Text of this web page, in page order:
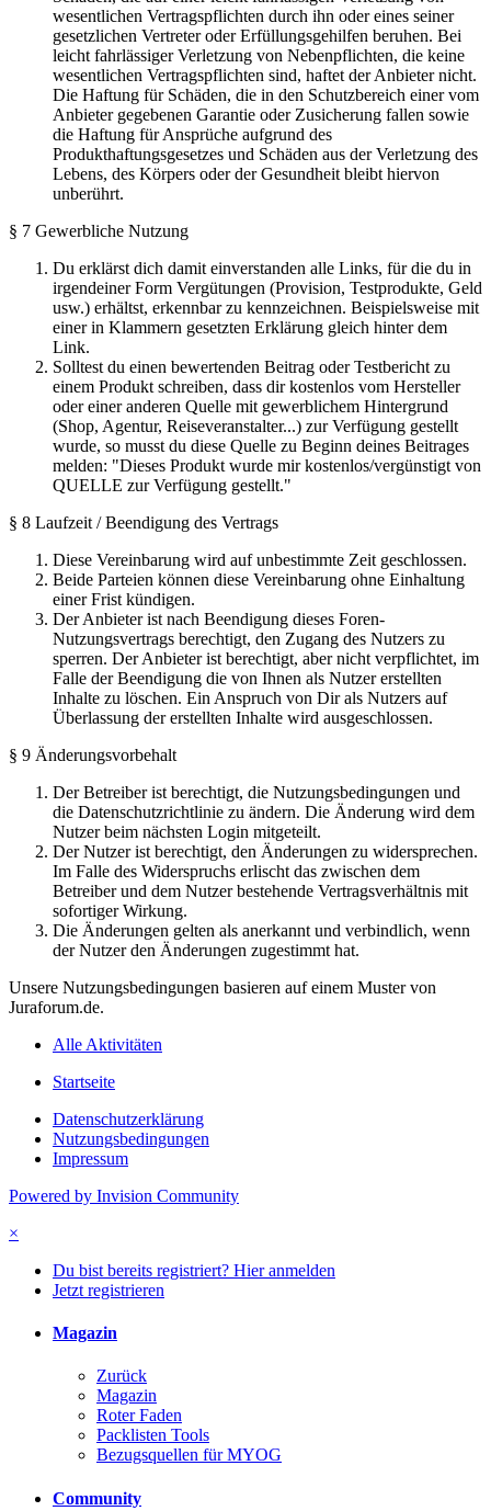
wesentlichen Vertragspflichten durch ihn oder eines seiner
gesetzlichen Vertreter oder Erfüllungsgehilfen beruhen. Bei
leicht fahrlässiger Verletzung von Nebenpflichten, die keine
wesentlichen Vertragspflichten sind, haftet der Anbieter nicht.
Die Haftung für Schäden, die in den Schutzbereich einer vom
Anbieter gegebenen Garantie oder Zusicherung fallen sowie
die Haftung für Ansprüche aufgrund des
Produkthaftungsgesetzes und Schäden aus der Verletzung des
Lebens, des Körpers oder der Gesundheit bleibt hiervon
unberührt.
§ 7 Gewerbliche Nutzung
Du erklärst dich damit einverstanden alle Links, für die du in
irgendeiner Form Vergütungen (Provision, Testprodukte, Geld
usw.) erhältst, erkennbar zu kennzeichnen. Beispielsweise mit
einer in Klammern gesetzten Erklärung gleich hinter dem
Link.
Solltest du einen bewertenden Beitrag oder Testbericht zu
einem Produkt schreiben, dass dir kostenlos vom Hersteller
oder einer anderen Quelle mit gewerblichem Hintergrund
(Shop, Agentur, Reiseveranstalter...) zur Verfügung gestellt
wurde, so musst du diese Quelle zu Beginn deines Beitrages
melden: "Dieses Produkt wurde mir kostenlos/vergünstigt von
QUELLE zur Verfügung gestellt."
§ 8 Laufzeit / Beendigung des Vertrags
Diese Vereinbarung wird auf unbestimmte Zeit geschlossen.
Beide Parteien können diese Vereinbarung ohne Einhaltung
einer Frist kündigen.
Der Anbieter ist nach Beendigung dieses Foren-
Nutzungsvertrags berechtigt, den Zugang des Nutzers zu
sperren. Der Anbieter ist berechtigt, aber nicht verpflichtet, im
Falle der Beendigung die von Ihnen als Nutzer erstellten
Inhalte zu löschen. Ein Anspruch von Dir als Nutzers auf
Überlassung der erstellten Inhalte wird ausgeschlossen.
§ 9 Änderungsvorbehalt
Der Betreiber ist berechtigt, die Nutzungsbedingungen und
die Datenschutzrichtlinie zu ändern. Die Änderung wird dem
Nutzer beim nächsten Login mitgeteilt.
Der Nutzer ist berechtigt, den Änderungen zu widersprechen.
Im Falle des Widerspruchs erlischt das zwischen dem
Betreiber und dem Nutzer bestehende Vertragsverhältnis mit
sofortiger Wirkung.
Die Änderungen gelten als anerkannt und verbindlich, wenn
der Nutzer den Änderungen zugestimmt hat.
Unsere Nutzungsbedingungen basieren auf einem Muster von
Juraforum.de.
Alle Aktivitäten
Startseite
Datenschutzerklärung
Nutzungsbedingungen
Impressum
Powered by Invision Community
×
Du bist bereits registriert? Hier anmelden
Jetzt registrieren
Magazin
Zurück
Magazin
Roter Faden
Packlisten Tools
Bezugsquellen für MYOG
Community